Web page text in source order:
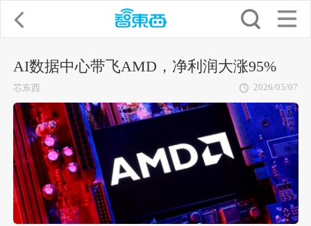
AI数据中心带飞AMD，净利润大涨95%
芯东西 2026/05/07